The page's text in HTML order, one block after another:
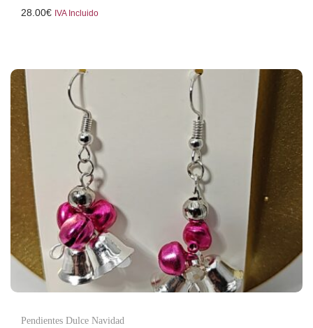
28.00€ IVA Incluido
Pendientes Dulce Navidad